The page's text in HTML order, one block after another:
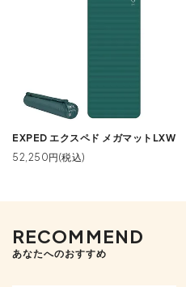
EXPED エクスペド メガマットLXW
52,250円(税込)
RECOMMEND
あなたへのおすすめ